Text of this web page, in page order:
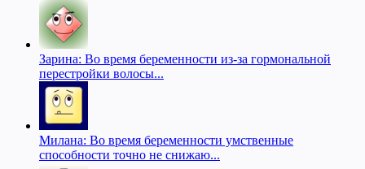
Зарина: Во время беременности из-за гормональной
перестройки волосы...
Милана: Во время беременности умственные
способности точно не снижаю...